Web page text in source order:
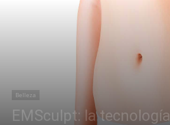
Belleza
EMSculpt: la